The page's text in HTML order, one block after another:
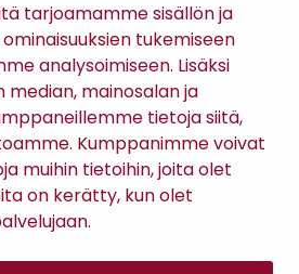
tarjoamamme sisällön ja
tukemiseen
analysoimiseen. Lisäksi
median, mainosalan ja
tietoja siitä,
Kumppanimme voivat
muihin tietoihin, joita olet
on kerätty, kun olet
Maksutavat